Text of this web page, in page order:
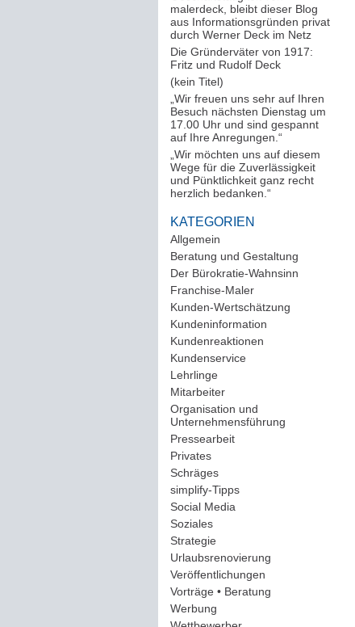
malerdeck, bleibt dieser Blog
aus Informationsgründen privat
durch Werner Deck im Netz
Die Gründerväter von 1917:
Fritz und Rudolf Deck
(kein Titel)
„Wir freuen uns sehr auf Ihren
Besuch nächsten Dienstag um
17.00 Uhr und sind gespannt
auf Ihre Anregungen.“
„Wir möchten uns auf diesem
Wege für die Zuverlässigkeit
und Pünktlichkeit ganz recht
herzlich bedanken.“
KATEGORIEN
Allgemein
Beratung und Gestaltung
Der Bürokratie-Wahnsinn
Franchise-Maler(42)
Kunden-Wertschätzung
Kundeninformation
Kundenreaktionen
Kundenservice(178)
Lehrlinge(54)
Mitarbeiter(163)
Organisation und
Unternehmensführung
Pressearbeit(12)
Privates(193)
Schräges(161)
simplify-Tipps(123)
Social Media
Soziales(37)
Strategie(220)
Urlaubsrenovierung
Veröffentlichungen
Vorträge • Beratung
Werbung